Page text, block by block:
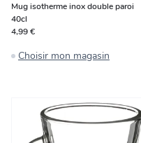
Mug isotherme inox double paroi
40cl
4,99 €
Choisir mon magasin